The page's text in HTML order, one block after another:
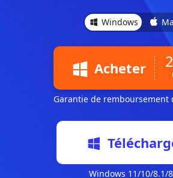
Windows
Acheter
Garantie de remboursement
Windows 11/10/8.1/